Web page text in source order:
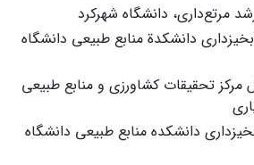
مرتع‌داری، دانشگاه شهرکرد
دانشکدة منابع طبیعی دانشگاه
تحقیقات کشاورزی و منابع طبیعی
دانشکده منابع طبیعی دانشگاه